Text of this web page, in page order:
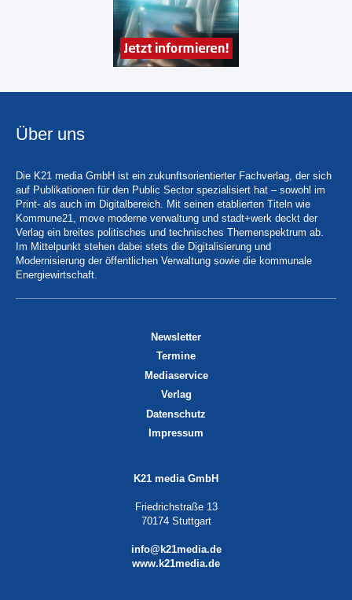
Über uns
Die K21 media GmbH ist ein zukunftsorientierter Fachverlag, der sich
auf Publikationen für den Public Sector spezialisiert hat – sowohl im
Print- als auch im Digitalbereich. Mit seinen etablierten Titeln wie
Kommune21, move moderne verwaltung und stadt+werk deckt der
Verlag ein breites politisches und technisches Themenspektrum ab.
Im Mittelpunkt stehen dabei stets die Digitalisierung und
Modernisierung der öffentlichen Verwaltung sowie die kommunale
Energiewirtschaft.
Newsletter
Termine
Mediaservice
Verlag
Datenschutz
Impressum
K21 media GmbH
Friedrichstraße 13
70174 Stuttgart
info@k21media.de
www.k21media.de